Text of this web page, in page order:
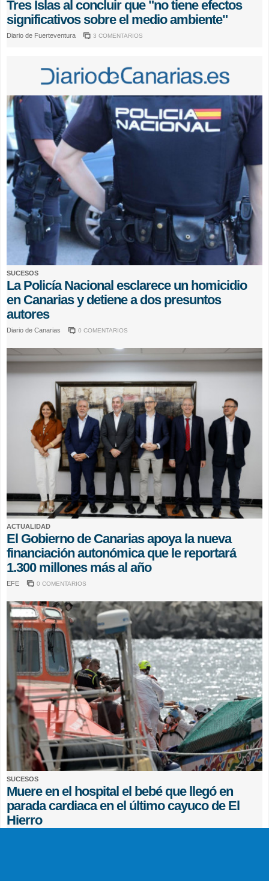
Tres Islas al concluir que "no tiene efectos
significativos sobre el medio ambiente"
Diario de Fuerteventura 3 COMENTARIOS
SUCESOS
La Policía Nacional esclarece un homicidio
en Canarias y detiene a dos presuntos
autores
Diario de Canarias 0 COMENTARIOS
ACTUALIDAD
El Gobierno de Canarias apoya la nueva
financiación autonómica que le reportará
1.300 millones más al año
EFE 0 COMENTARIOS
SUCESOS
Muere en el hospital el bebé que llegó en
parada cardiaca en el último cayuco de El
Hierro